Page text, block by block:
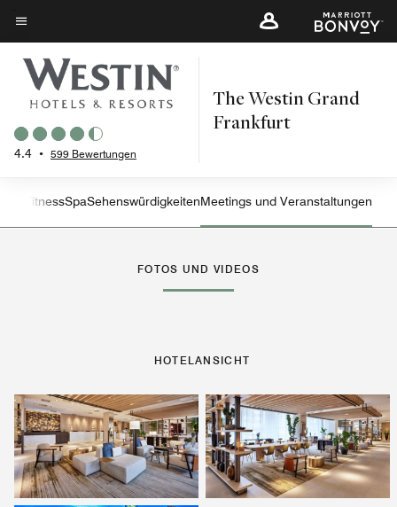
Skip
to
main
content
Menütext
4.4 • 599 Bewertungen
The Westin Grand
Frankfurt
Linkspfeil
FitnessSpaSehenswürdigkeitenMeetings und Veranstaltungen
FOTOS UND VIDEOS
HOTELANSICHT